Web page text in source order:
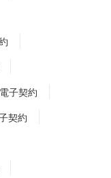
子契約
契約